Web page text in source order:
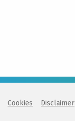
Cookies Disclaimer